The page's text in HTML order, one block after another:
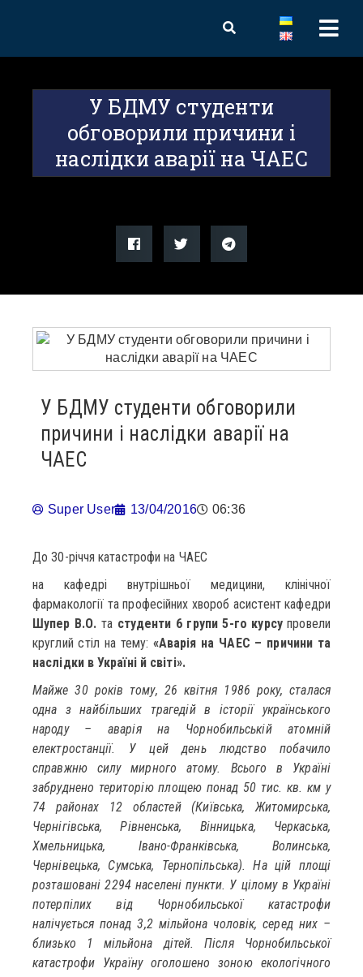
У БДМУ студенти
обговорили причини і
наслідки аварії на ЧАЕС
У БДМУ студенти обговорили
причини і наслідки аварії на
ЧАЕС
Super User 13/04/2016 06:36
До 30-річчя катастрофи на ЧАЕС
на кафедрі внутрішньої медицини, клінічної
фармакології та професійних хвороб асистент кафедри
Шупер В.О. та студенти 6 групи 5-го курсупровели
круглий стіл на тему: «Аварія на ЧАЕС – причини та
наслідки в Україні й світі».
Майже 30 років тому, 26 квітня 1986 року, сталася
одна з найбільших трагедій в історії українського
народу – аварія на Чорнобильській атомній
електростанції. У цей день людство побачило
справжню силу мирного атому. Всього в Україні
забруднено територію площею понад 50 тис. кв. км у
74 районах 12 областей (Київська, Житомирська,
Чернігівська, Рівненська, Вінницька, Черкаська,
Хмельницька, Івано-Франківська, Волинська,
Чернівецька, Сумська, Тернопільська). На цій площі
розташовані 2294 населені пункти. У цілому в Україні
потерпілих від Чорнобильської катастрофи
налічується понад 3,2 мільйона чоловік, серед них –
близько 1 мільйона дітей. Після Чорнобильської
катастрофи Україну оголошено зоною екологічного